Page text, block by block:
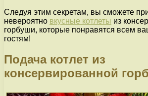
Следуя этим секретам, вы сможете
невероятно вкусные котлеты из
горбуши, которые понравятся всем
гостям!
Подача котлет из
консервированной